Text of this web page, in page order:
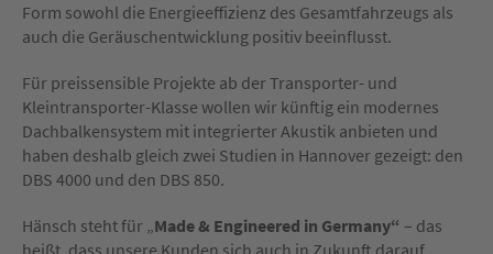
Form sowohl die Energieeffizienz des Gesamtfahrzeugs als
auch die Geräuschentwicklung positiv beeinflusst.
Für preissensible Projekte ab der Transporter- und
Kleintransporter-Klasse wollen wir künftig ein modernes
Dachbalkensystem mit integrierter Akustik anbieten und
haben deshalb gleich zwei Studien in Hannover gezeigt: den
DBS 4000 und den DBS 850.
Hänsch steht für „Made & Engineered in Germany“ – das
heißt, dass unsere Kunden sich auch in Zukunft darauf